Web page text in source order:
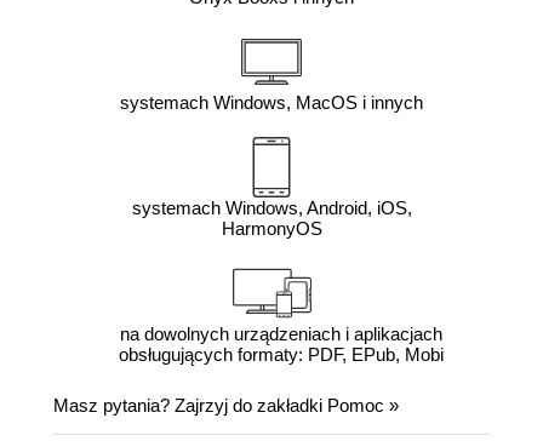
systemach Windows, MacOS i innych
systemach Windows, Android, iOS,
HarmonyOS
na dowolnych urządzeniach i aplikacjach
obsługujących formaty: PDF, EPub, Mobi
Masz pytania? Zajrzyj do zakładki Pomoc »